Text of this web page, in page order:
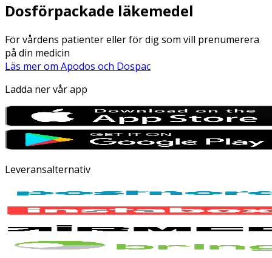
Dosförpackade läkemedel
För vårdens patienter eller för dig som vill prenumerera
på din medicin
Läs mer om Apodos och Dospac
Ladda ner vår app
Leveransalternativ